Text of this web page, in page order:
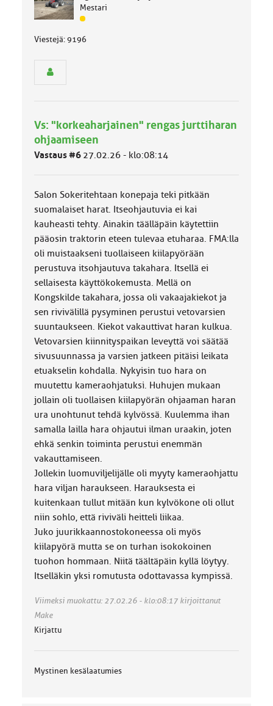
Mestari
J
s
ä
l
o
a
:
Viestejä: 9196
Vs: "korkeaharjainen" rengas jurttiharan
ohjaamiseen
Vastaus #6 27.02.26 - klo:08:14
Salon Sokeritehtaan konepaja teki pitkään
suomalaiset harat. Itseohjautuvia ei kai
kauheasti tehty. Ainakin täälläpäin käytettiin
pääosin traktorin eteen tulevaa etuharaa. FMA:lla
oli muistaakseni tuollaiseen kiilapyörään
perustuva itsohjautuva takahara. Itsellä ei
sellaisesta käyttökokemusta. Mellä on
Kongskilde takahara, jossa oli vakaajakiekot ja
sen rivivälillä pysyminen perustui vetovarsien
suuntaukseen. Kiekot vakauttivat haran kulkua.
Vetovarsien kiinnityspaikan leveyttä voi säätää
sivusuunnassa ja varsien jatkeen pitäisi leikata
etuakselin kohdalla. Nykyisin tuo hara on
muutettu kameraohjatuksi. Huhujen mukaan
jollain oli tuollaisen kiilapyörän ohjaaman haran
ura unohtunut tehdä kylvössä. Kuulemma ihan
samalla lailla hara ohjautui ilman uraakin, joten
ehkä senkin toiminta perustui enemmän
vakauttamiseen.
Jollekin luomuviljelijälle oli myyty kameraohjattu
hara viljan haraukseen. Harauksesta ei
kuitenkaan tullut mitään kun kylvökone oli ollut
niin sohlo, että riviväli heitteli liikaa.
Juko juurikkaannostokoneessa oli myös
kiilapyörä mutta se on turhan isokokoinen
tuohon hommaan. Niitä täältäpäin kyllä löytyy.
Itselläkin yksi romutusta odottavassa kympissä.
Viimeksi muokattu: 27.02.26 - klo:08:17 kirjoittanut
Make
Kirjattu
Mystinen kesälaatumies